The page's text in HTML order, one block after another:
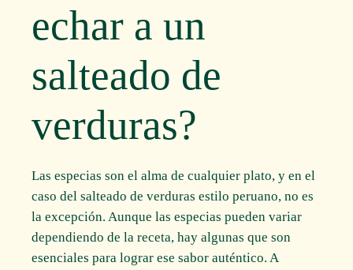
echar a un
salteado de
verduras?
Las especias son el alma de cualquier plato, y en el
caso del salteado de verduras estilo peruano, no es
la excepción. Aunque las especias pueden variar
dependiendo de la receta, hay algunas que son
esenciales para lograr ese sabor auténtico. A